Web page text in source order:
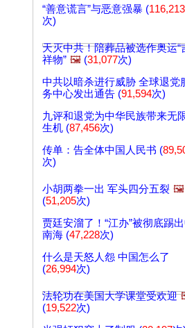
“善意谎言”与恶意强暴 (116,213
次)
天灭中共！陪葬品被选作奥运“
祥物” 🖼️ (31,077次)
中共以暗杀进行威胁 全球退党
务中心发出通告 (91,594次)
九评和退党为中华民族带来无
生机 (87,456次)
传单：告全体中国人民书 (
次)
小胡两拳一出 军头四分五裂 🖼️
(51,205次)
贾廷安溜了！“江办”被彻底踢
南海 (47,228次)
什么是天怒人怨 中国怎么了
(26,994次)
法轮功在美国大学课堂受欢迎
(19,522次)